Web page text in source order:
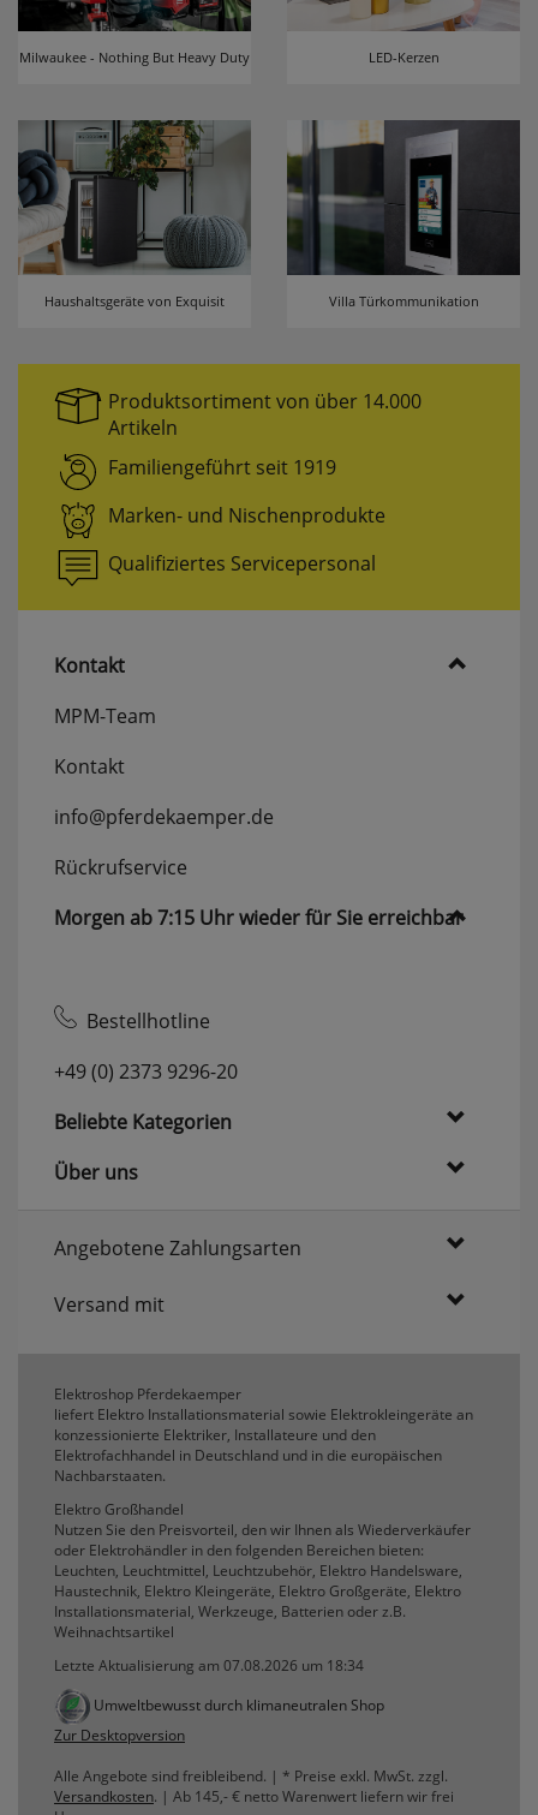
Milwaukee - Nothing But Heavy Duty LED-Kerzen
Haushaltsgeräte von Exquisit Villa Türkommunikation
Produktsortiment von über 14.000
Artikeln
Familiengeführt seit 1919
Marken- und Nischenprodukte
Qualifiziertes Servicepersonal
Kontakt
MPM-Team
Kontakt
info@pferdekaemper.de
Rückrufservice
Morgen ab 7:15 Uhr wieder für Sie erreichbar
Bestellhotline
+49 (0) 2373 9296-20
Beliebte Kategorien
Über uns
Angebotene Zahlungsarten
Versand mit
Elektroshop Pferdekaemper
liefert Elektro Installationsmaterial sowie Elektrokleingeräte an
konzessionierte Elektriker, Installateure und den
Elektrofachhandel in Deutschland und in die europäischen
Nachbarstaaten.
Elektro Großhandel
Nutzen Sie den Preisvorteil, den wir Ihnen als Wiederverkäufer
oder Elektrohändler in den folgenden Bereichen bieten:
Leuchten, Leuchtmittel, Leuchtzubehör, Elektro Handelsware,
Haustechnik, Elektro Kleingeräte, Elektro Großgeräte, Elektro
Installationsmaterial, Werkzeuge, Batterien oder z.B.
Weihnachtsartikel
Letzte Aktualisierung am 07.08.2026 um 18:34
Umweltbewusst durch klimaneutralen Shop
Zur Desktopversion
Alle Angebote sind freibleibend. | * Preise exkl. MwSt. zzgl.
Versandkosten. | Ab 145,- € netto Warenwert liefern wir frei